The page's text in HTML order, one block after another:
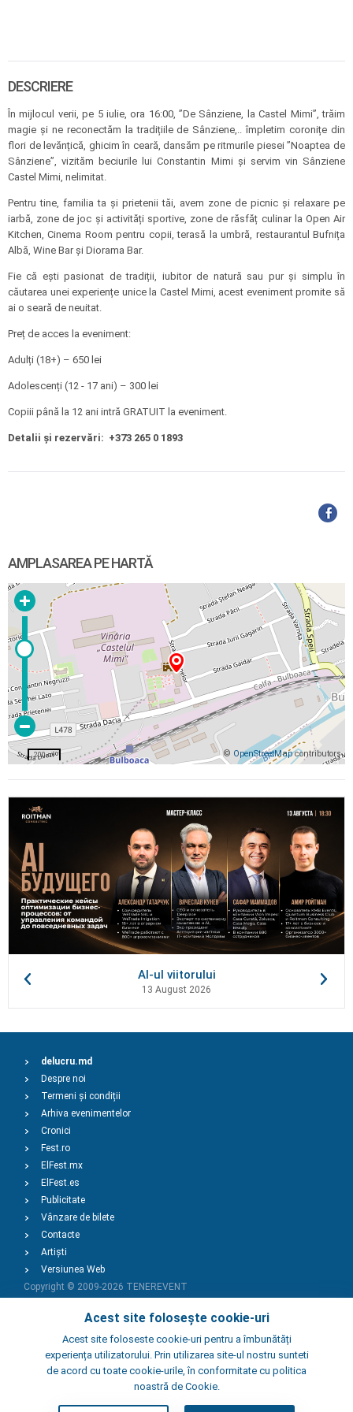
DESCRIERE
În mijlocul verii, pe 5 iulie, ora 16:00, ”De Sânziene, la Castel Mimi”, trăim
magie și ne reconectăm la tradițiile de Sânziene,.. împletim coronițe din
flori de levănțică, ghicim în ceară, dansăm pe ritmurile piesei ”Noaptea de
Sânziene”, vizităm beciurile lui Constantin Mimi și servim vin Sânziene
Castel Mimi, nelimitat.
Pentru tine, familia ta și prietenii tăi, avem zone de picnic și relaxare pe
iarbă, zone de joc și activități sportive, zone de răsfăț culinar la Open Air
Kitchen, Cinema Room pentru copii, terasă la umbră, restaurantul Bufnița
Albă, Wine Bar și Diorama Bar.
Fie că ești pasionat de tradiții, iubitor de natură sau pur și simplu în
căutarea unei experiențe unice la Castel Mimi, acest eveniment promite să
ai o seară de neuitat.
Preț de acces la eveniment:
Adulți (18+) – 650 lei
Adolescenți (12 - 17 ani) – 300 lei
Copiii până la 12 ani intră GRATUIT la eveniment.
Detalii și rezervări: +373 265 0 1893
AMPLASAREA PE HARTĂ
© OpenStreetMapcontributors
200 m
AI-ul viitorului
13 August 2026
Acest site folosește cookie-uri
Acest site foloseste cookie-uri pentru a îmbunătăți
experiența utilizatorului. Prin utilizarea site-ul nostru sunteti
de acord cu toate cookie-urile, în conformitate cu politica
noastră de Cookie.
delucru.md
Despre noi
Termeni și condiții
Arhiva evenimentelor
Cronici
Fest.ro
ElFest.mx
ElFest.es
Publicitate
Vânzare de bilete
Contacte
Artiști
Versiunea Web
Copyright © 2009-2026 TENEREVENT
Adaugă Eveniment
Adaugă Local